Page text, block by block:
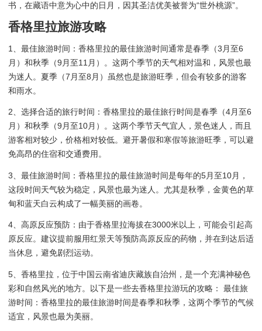
书，在藏语中意为心中的日月，因其圣洁优美被誉为“世外桃源”。
香格里拉旅游攻略
1、最佳旅游时间：香格里拉的最佳旅游时间通常是春季（3月至6
月）和秋季（9月至11月）。这两个季节的天气相对温和，风景也最
为迷人。夏季（7月至8月）虽然也是旅游旺季，但会有较多的游客
和雨水。
2、选择合适的旅行时间：香格里拉的最佳旅行时间是春季（4月至6
月）和秋季（9月至10月）。这两个季节天气宜人，景色迷人，而且
游客相对较少，价格相对较低。避开暑假和寒假等旅游旺季，可以避
免高昂的住宿和交通费用。
3、最佳旅游时间：香格里拉的最佳旅游时间是每年的5月至10月，
这段时间天气较为稳定，风景也最为迷人。尤其是秋季，金黄色的草
甸和蓝天白云构成了一幅美丽的画卷。
4、高原反应预防：由于香格里拉海拔在3000米以上，可能会引起高
原反应。建议提前服用红景天等预防高原反应的药物，并在到达后适
当休息，避免剧烈运动。
5、香格里拉，位于中国云南省迪庆藏族自治州，是一个充满神秘色
彩和自然风光的地方。以下是一些去香格里拉游玩的攻略： 最佳旅
游时间：香格里拉的最佳旅游时间是春季和秋季，这两个季节的气候
适宜，风景也最为美丽。